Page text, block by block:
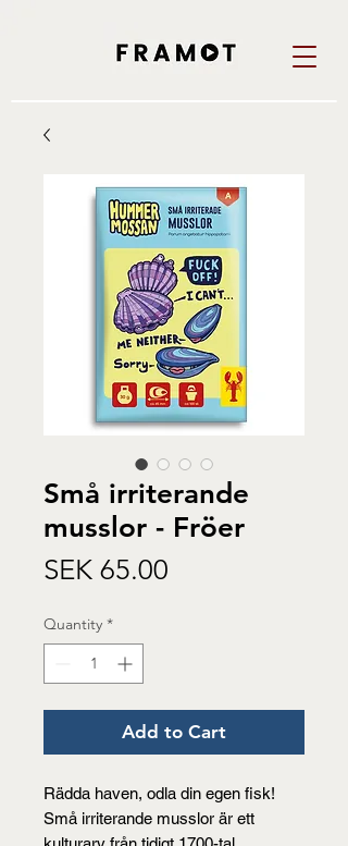
Små irriterande
musslor - Fröer
SEK 65.00
Quantity *
Add to Cart
Rädda haven, odla din egen fisk!
Små irriterande musslor är ett